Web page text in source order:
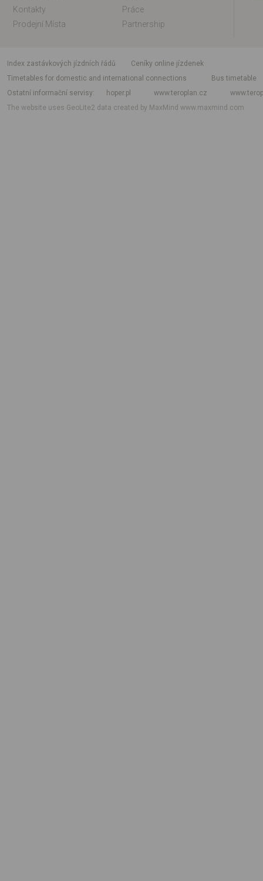
Kontakty
Práce
Prodejní Místa
Partnership
index zastávkových jízdních řádů
Ceníky online jízdenek
Timetables for domestic and international connections
Bus timetable
Ostatní informační servisy
hoper.pl www.teroplan.cz
The website uses GeoLite2 data created by MaxMindwww.maxmind.com